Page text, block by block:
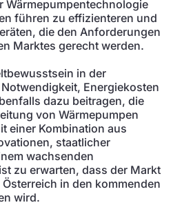
Wärmepumpentechnologie
führen zu effizienteren und
die den Anforderungen
Marktes gerecht werden.
in der
Energiekosten
dazu beitragen, die
von Wärmepumpen
einer Kombination aus
staatlicher
wachsenden
zu erwarten, dass der Markt
in den kommenden
wird.